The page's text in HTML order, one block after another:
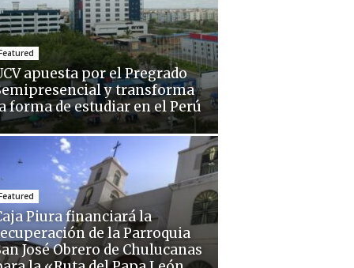
apuesta por el Pregrado
y transforma
forma de estudiar en el Perú
Piura financiará la
de la Parroquia
José Obrero de Chulucanas